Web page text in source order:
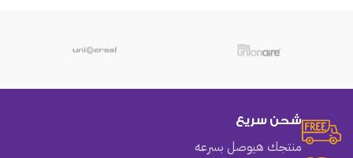
شحن سريع
منتجك هيوصل بسرعه